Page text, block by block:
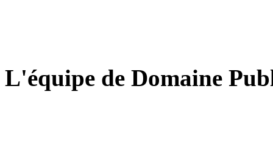
L'équipe de Domaine